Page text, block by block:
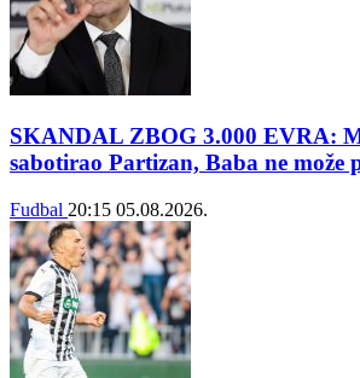
SKANDAL ZBOG 3.000 EVRA:
sabotirao Partizan, Baba ne može
Fudbal 20:15 05.08.2026.